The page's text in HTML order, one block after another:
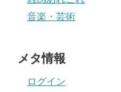
音楽・芸術
メタ情報
ログイン